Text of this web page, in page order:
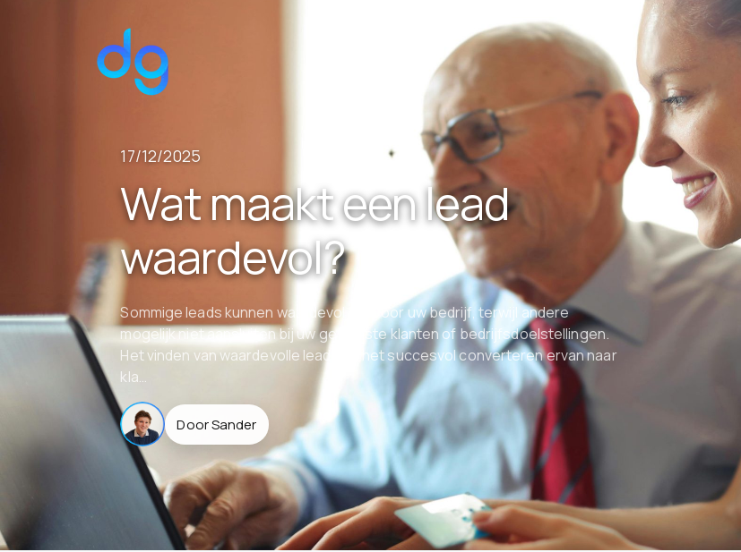
17/12/2025
Wat maakt een lead
waardevol?
Sommige leads kunnen waardevol zijn voor uw bedrijf, terwijl andere
mogelijk niet aansluiten bij uw gewenste klanten of bedrijfsdoelstellingen.
Het vinden van waardevolle leads en het succesvol converteren ervan naar
kla…
Door Sander